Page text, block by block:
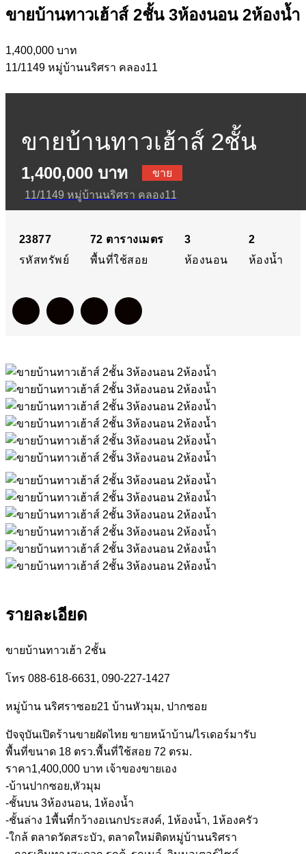
ขายบ้านทาวเฮ้าส์ 2ชั้น 3ห้องนอน 2ห้องน้ำ
1,400,000 บาท
11/1149 หมู่บ้านนริศรา คลอง11
ขายบ้านทาวเฮ้าส์ 2ชั้น
3ห้องนอน 2ห้องน้ำ
1,400,000 บาท
ขาย
11/1149 หมู่บ้านนริศรา คลอง11
23877
รหัสทรัพย์
72 ตารางเมตร
พื้นที่ใช้สอย
3
ห้องนอน
2
ห้องน้ำ
รายละเอียด
ขายบ้านทาวเฮ้า 2ชั้น
โทร 088-618-6631, 090-227-1427
หมู่บ้าน นริศราซอย21 บ้านหัวมุม, ปากซอย
ปัจจุบันเปิดร้านขายผัดไทย ขายหน้าบ้าน/ไรเดอร์มารับ
พื้นที่ขนาด 18 ตรว.พื้นที่ใช้สอย 72 ตรม.
ราคา1,400,000 บาท เจ้าของขายเอง
-บ้านปากซอย,หัวมุม
-ชั้นบน 3ห้องนอน, 1ห้องน้ำ
-ชั้นล่าง 1พื้นที่กว้างอเนกประสงค์, 1ห้องน้ำ, 1ห้องครัว
-ใกล้ ตลาดวัดสระบัว, ตลาดใหม่ติดหมู่บ้านนริศรา